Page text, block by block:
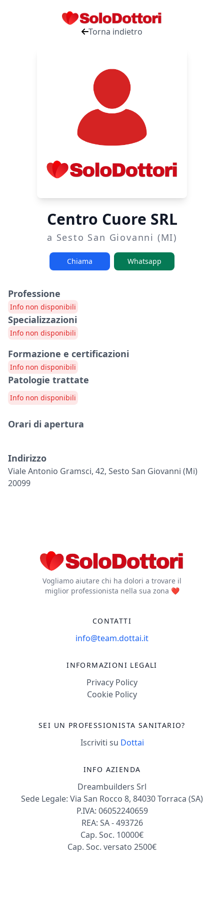
Torna indietro
Centro Cuore SRL
a Sesto San Giovanni (MI)
Chiama Whatsapp
Professione
Info non disponibili
Specializzazioni
Info non disponibili
Formazione e certificazioni
Info non disponibili
Patologie trattate
Info non disponibili
Orari di apertura
Indirizzo
Viale Antonio Gramsci, 42, Sesto San Giovanni (mi)
20099
Vogliamo aiutare chi ha dolori a trovare il
miglior professionista nella sua zona ❤️
CONTATTI
info@team.dottai.it
INFORMAZIONI LEGALI
Privacy Policy
Cookie Policy
SEI UN PROFESSIONISTA SANITARIO?
Iscriviti su Dottai
INFO AZIENDA
Dreambuilders Srl
Sede Legale: Via San Rocco 8, 84030 Torraca (SA)
P.IVA: 06052240659
REA: SA - 493726
Cap. Soc. 10000€
Cap. Soc. versato 2500€